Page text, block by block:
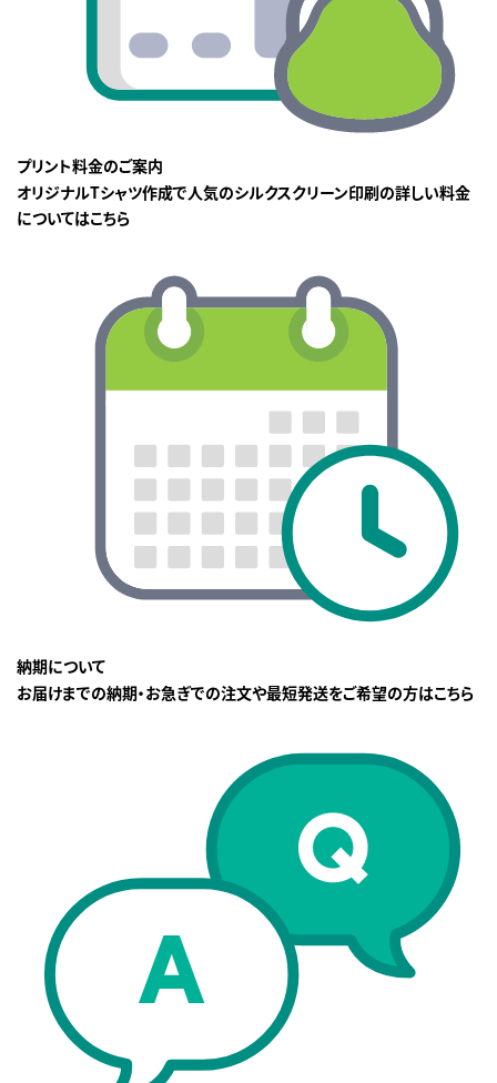
プリント料金のご案内
オリジナルTシャツ作成で人気のシルクスクリーン印刷の詳しい料金
についてはこちら
納期について
お届けまでの納期・お急ぎでの注文や最短発送をご希望の方はこちら